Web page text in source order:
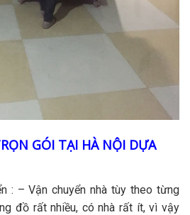
GÓI TẠI HÀ NỘI DỰA
: – Vận chuyển nhà tùy theo từng
đồ rất nhiều, có nhà rất ít, vì vậy